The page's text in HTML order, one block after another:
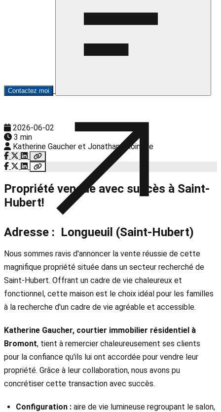
Contactez moi
2026-06-02
3 min
Katherine Gaucher et Jonathan Choinière
Propriété vendue avec succès à Saint-
Hubert!
Adresse : Longueuil (Saint-Hubert)
Nous sommes ravis d'annoncer la vente réussie de cette
magnifique propriété située dans un secteur recherché de
Saint-Hubert. Offrant un cadre de vie chaleureux et
fonctionnel, cette maison est le choix idéal pour les familles
à la recherche d'un cadre de vie agréable et accessible.
Katherine Gaucher, courtier immobilier résidentiel à
Bromont, tient à remercier chaleureusement ses clients
pour la confiance qu'ils lui ont accordée pour vendre leur
propriété. Grâce à leur collaboration, nous avons pu
concrétiser cette transaction avec succès.
Configuration : aire de vie lumineuse regroupant le salon,